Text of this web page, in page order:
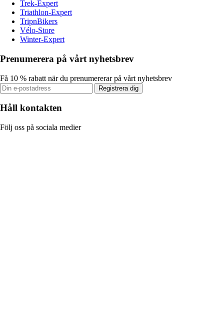
Trek-Expert
Triathlon-Expert
TripnBikers
Vélo-Store
Winter-Expert
Prenumerera på vårt nyhetsbrev
Få 10 % rabatt när du prenumererar på vårt nyhetsbrev
Registrera dig
Håll kontakten
Följ oss på sociala medier